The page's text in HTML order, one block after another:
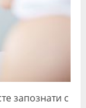
запознати с